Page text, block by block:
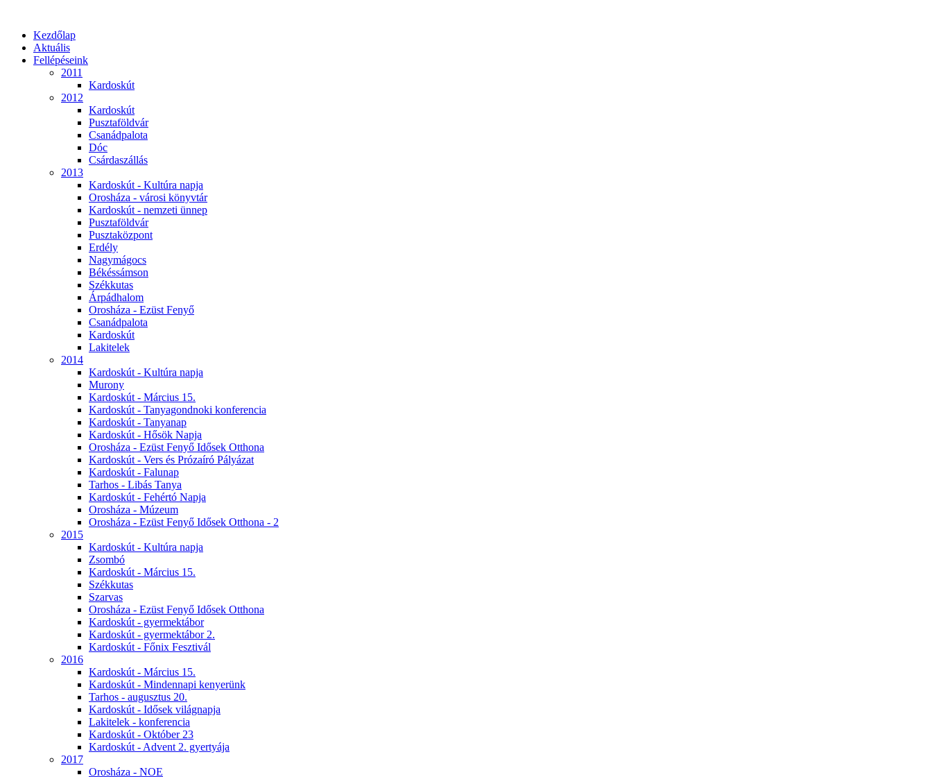
Kezdőlap
Aktuális
Fellépéseink
2011
Kardoskút
2012
Kardoskút
Pusztaföldvár
Csanádpalota
Dóc
Csárdaszállás
2013
Kardoskút - Kultúra napja
Orosháza - városi könyvtár
Kardoskút - nemzeti ünnep
Pusztaföldvár
Pusztaközpont
Erdély
Nagymágocs
Békéssámson
Székkutas
Árpádhalom
Orosháza - Ezüst Fenyő
Csanádpalota
Kardoskút
Lakitelek
2014
Kardoskút - Kultúra napja
Murony
Kardoskút - Március 15.
Kardoskút - Tanyagondnoki konferencia
Kardoskút - Tanyanap
Kardoskút - Hősök Napja
Orosháza - Ezüst Fenyő Idősek Otthona
Kardoskút - Vers és Prózaíró Pályázat
Kardoskút - Falunap
Tarhos - Libás Tanya
Kardoskút - Fehértó Napja
Orosháza - Múzeum
Orosháza - Ezüst Fenyő Idősek Otthona - 2
2015
Kardoskút - Kultúra napja
Zsombó
Kardoskút - Március 15.
Székkutas
Szarvas
Orosháza - Ezüst Fenyő Idősek Otthona
Kardoskút - gyermektábor
Kardoskút - gyermektábor 2.
Kardoskút - Főnix Fesztivál
2016
Kardoskút - Március 15.
Kardoskút - Mindennapi kenyerünk
Tarhos - augusztus 20.
Kardoskút - Idősek világnapja
Lakitelek - konferencia
Kardoskút - Október 23
Kardoskút - Advent 2. gyertyája
2017
Orosháza - NOE